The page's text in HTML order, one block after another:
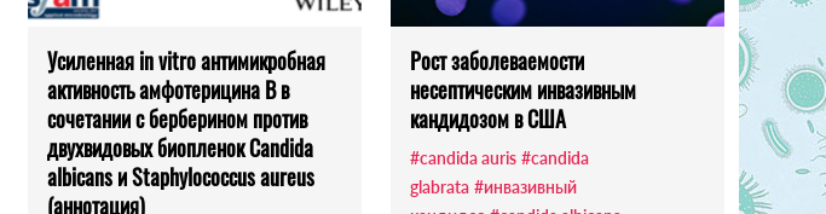
Усиленная in vitro антимикробная
активность амфотерицина B в
сочетании с берберином против
двухвидовых биопленок Candida
albicans и Staphylococcus aureus
(аннотация)
Рост заболеваемости
несептическим инвазивным
кандидозом в США
#candida auris #candida
glabrata #инвазивный